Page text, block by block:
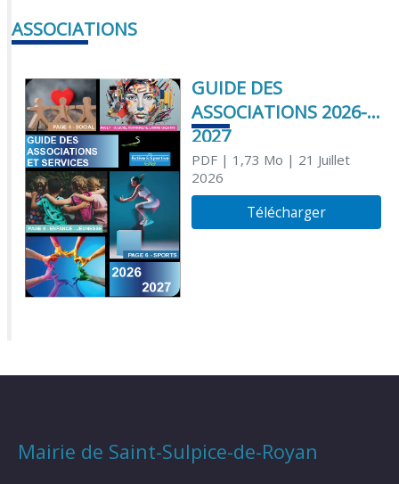
ASSOCIATIONS
GUIDE DES
ASSOCIATIONS 2026-
2027
PDF| 1,73 Mo | 21 Juillet
2026
Télécharger
Mairie de Saint-Sulpice-de-Royan